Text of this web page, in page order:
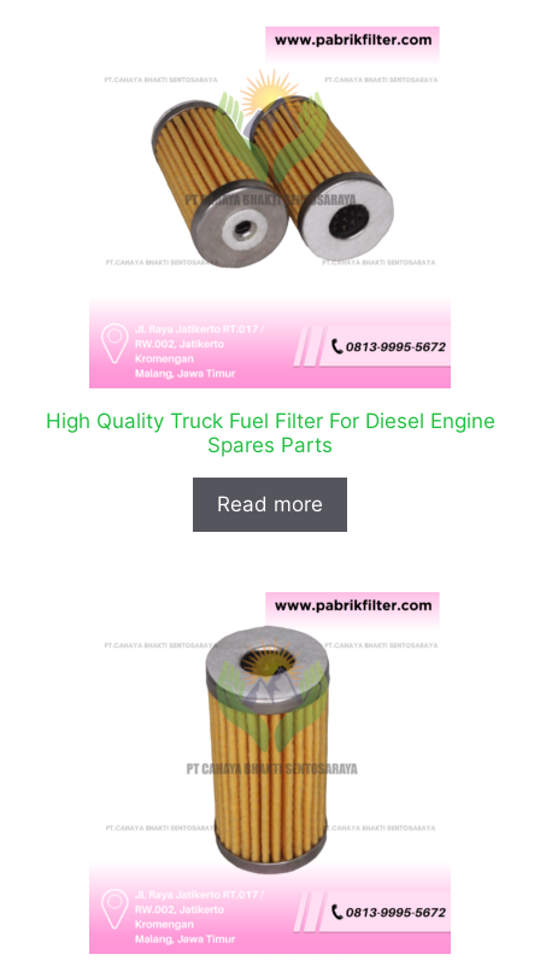
High Quality Truck Fuel Filter For Diesel Engine
Spares Parts
Read more